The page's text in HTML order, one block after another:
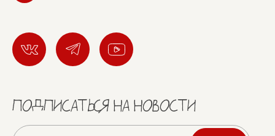
ПОДПИСАТЬСЯ НА НОВОСТИ